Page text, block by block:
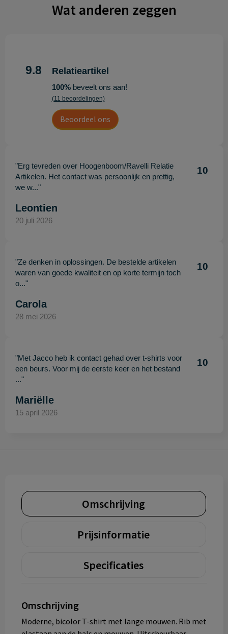
Wat anderen zeggen
9.8 Relatieartikel
100%beveelt ons aan!
(11 beoordelingen)
Beoordeel ons
"Erg tevreden over Hoogenboom/Ravelli Relatie
Artikelen. Het contact was persoonlijk en prettig,
we w..."
10
Leontien
20 juli 2026
"Ze denken in oplossingen. De bestelde artikelen
waren van goede kwaliteit en op korte termijn toch
o..."
10
Carola
28 mei 2026
"Met Jacco heb ik contact gehad over t-shirts voor
een beurs. Voor mij de eerste keer en het bestand
..."
10
Mariëlle
15 april 2026
Omschrijving
Prijsinformatie
Specificaties
Omschrijving
Moderne, bicolor T-shirt met lange mouwen. Rib met